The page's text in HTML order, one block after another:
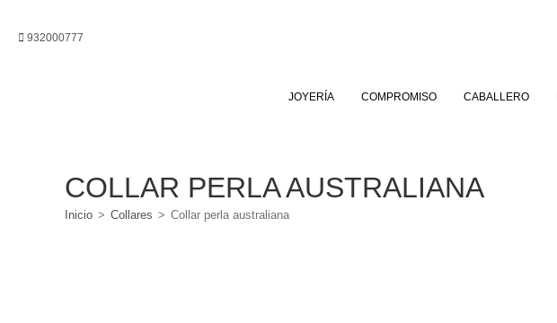
932000777
JOYERÍA COMPROMISO CABALLERO
COLLAR PERLA AUSTRALIANA
Inicio > Collares > Collar perla australiana